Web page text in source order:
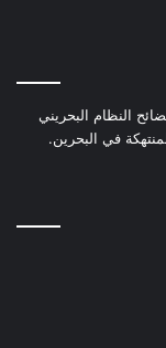
النظام البحريني
في البحرين.